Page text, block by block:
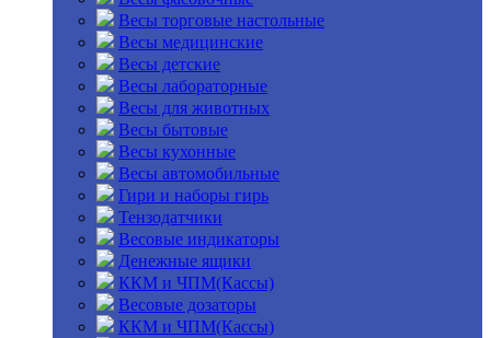
Весы торговые настольные
Весы медицинские
Весы детские
Весы лабораторные
Весы для животных
Весы бытовые
Весы кухонные
Весы автомобильные
Гири и наборы гирь
Тензодатчики
Весовые индикаторы
Денежные ящики
ККМ и ЧПМ(Кассы)
Весовые дозаторы
ККМ и ЧПМ(Кассы)